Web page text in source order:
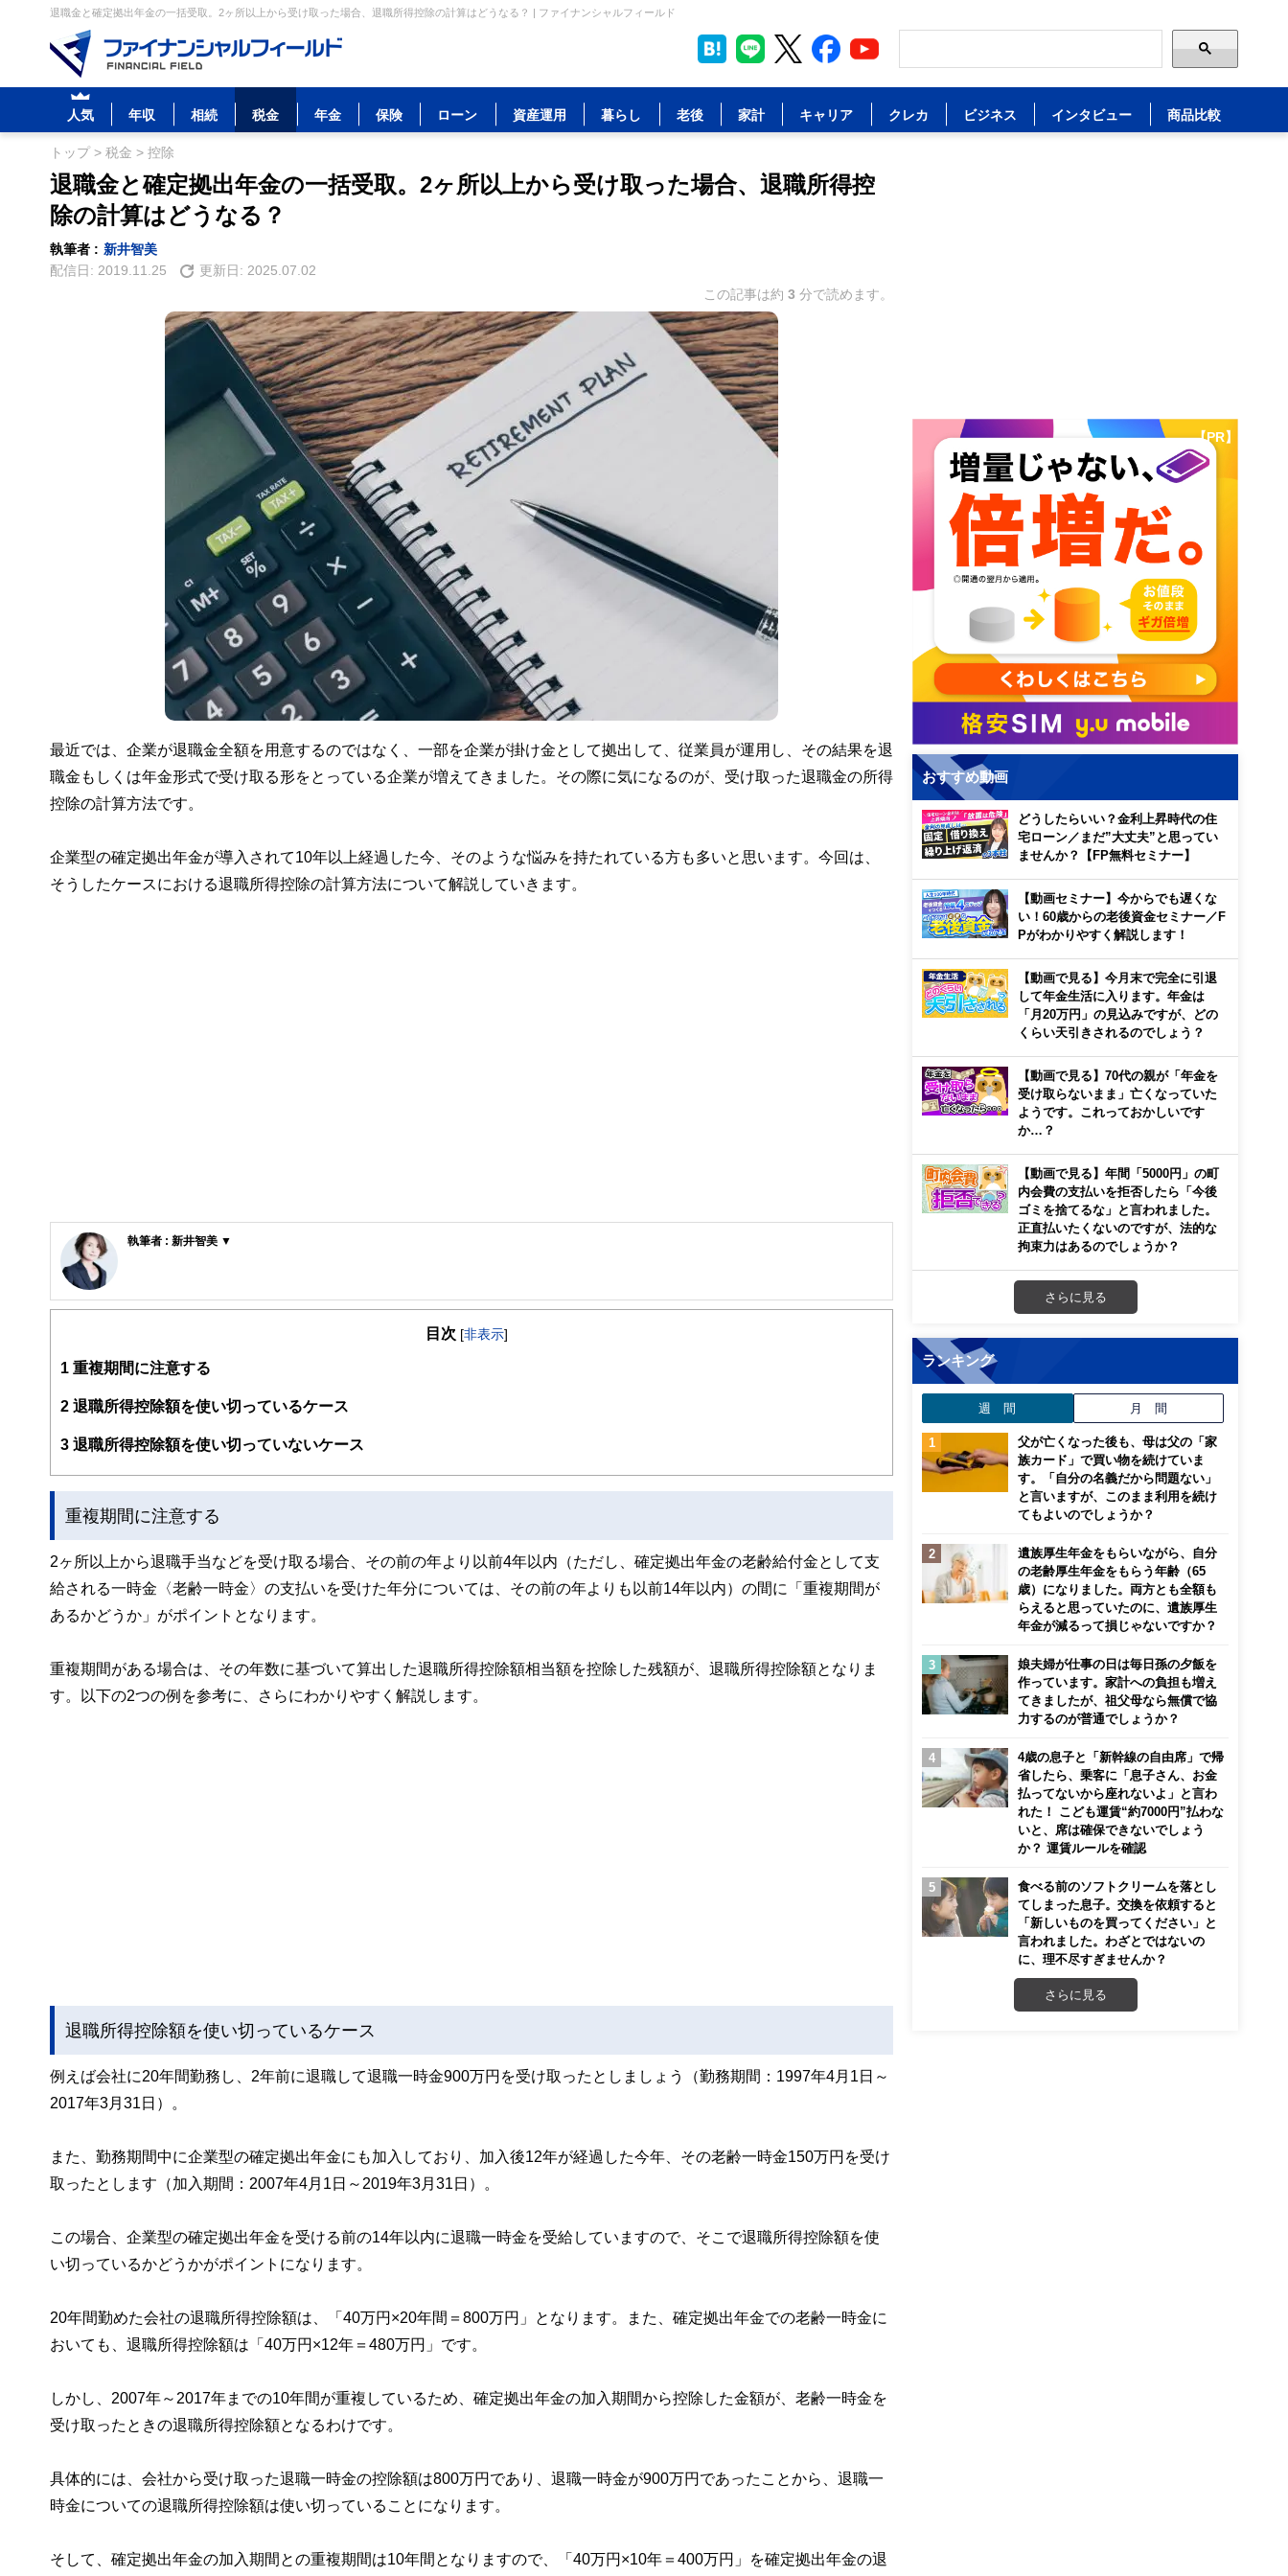
退職金と確定拠出年金の一括受取。2ヶ所以上から受け取った場合、退職所得控除の計算はどうなる？ | ファイナンシャルフィールド
人気 年収 相続 税金 年金 保険 ローン 資産運用 暮らし 老後 家計 キャリア クレカ ビジネス インタビュー 商品比較
トップ> 税金 > 控除
退職金と確定拠出年金の一括受取。2ヶ所以上から受け取った場合、退職所得控
除の計算はどうなる？
執筆者 : 新井智美
配信日: 2019.11.25 更新日: 2025.07.02
この記事は約 3 分で読めます。
最近では、企業が退職金全額を用意するのではなく、一部を企業が掛け金として拠出して、従業員が運用し、その結果を退
職金もしくは年金形式で受け取る形をとっている企業が増えてきました。その際に気になるのが、受け取った退職金の所得
控除の計算方法です。
企業型の確定拠出年金が導入されて10年以上経過した今、そのような悩みを持たれている方も多いと思います。今回は、
そうしたケースにおける退職所得控除の計算方法について解説していきます。
執筆者 : 新井智美 ▼
（保有資格）
・DC(確定拠出年金)プランナー
・住宅ローンアドバイザー
マネーコンサルタントとしての個人向け相談、NISA・iDeCoをはじめとした運用にまつわ
以上の執筆・監修をこなしており、これまでの執筆・監修実績は3,500本を超える。
目次 [非表示]
1 重複期間に注意する
2 退職所得控除額を使い切っているケース
3 退職所得控除額を使い切っていないケース
重複期間に注意する
2ヶ所以上から退職手当などを受け取る場合、その前の年より以前4年以内（ただし、確定拠出年金の老齢給付金として支
給される一時金〈老齢一時金〉の支払いを受けた年分については、その前の年よりも以前14年以内）の間に「重複期間が
あるかどうか」がポイントとなります。
重複期間がある場合は、その年数に基づいて算出した退職所得控除額相当額を控除した残額が、退職所得控除額となりま
す。以下の2つの例を参考に、さらにわかりやすく解説します。
退職所得控除額を使い切っているケース
例えば会社に20年間勤務し、2年前に退職して退職一時金900万円を受け取ったとしましょう（勤務期間：1997年4月1日～
2017年3月31日）。
また、勤務期間中に企業型の確定拠出年金にも加入しており、加入後12年が経過した今年、その老齢一時金150万円を受け
取ったとします（加入期間：2007年4月1日～2019年3月31日）。
この場合、企業型の確定拠出年金を受ける前の14年以内に退職一時金を受給していますので、そこで退職所得控除額を使
い切っているかどうかがポイントになります。
20年間勤めた会社の退職所得控除額は、「40万円×20年間＝800万円」となります。また、確定拠出年金での老齢一時金に
おいても、退職所得控除額は「40万円×12年＝480万円」です。
しかし、2007年～2017年までの10年間が重複しているため、確定拠出年金の加入期間から控除した金額が、老齢一時金を
受け取ったときの退職所得控除額となるわけです。
具体的には、会社から受け取った退職一時金の控除額は800万円であり、退職一時金が900万円であったことから、退職一
時金についての退職所得控除額は使い切っていることになります。
そして、確定拠出年金の加入期間との重複期間は10年間となりますので、「40万円×10年＝400万円」を確定拠出年金の退
【PR】
おすすめ動画
どうしたらいい？金利上昇時代の住
宅ローン／まだ”大丈夫”と思ってい
ませんか？【FP無料セミナー】
【動画セミナー】今からでも遅くな
い！60歳からの老後資金セミナー／F
Pがわかりやすく解説します！
【動画で見る】今月末で完全に引退
して年金生活に入ります。年金は
「月20万円」の見込みですが、どの
くらい天引きされるのでしょう？
【動画で見る】70代の親が「年金を
受け取らないまま」亡くなっていた
ようです。これっておかしいです
か…？
【動画で見る】年間「5000円」の町
内会費の支払いを拒否したら「今後
ゴミを捨てるな」と言われました。
正直払いたくないのですが、法的な
拘束力はあるのでしょうか？
さらに見る
ランキング
週 間 月 間
父が亡くなった後も、母は父の「家
族カード」で買い物を続けていま
す。「自分の名義だから問題ない」
と言いますが、このまま利用を続け
てもよいのでしょうか？
遺族厚生年金をもらいながら、自分
の老齢厚生年金をもらう年齢（65
歳）になりました。両方とも全額も
らえると思っていたのに、遺族厚生
年金が減るって損じゃないですか？
娘夫婦が仕事の日は毎日孫の夕飯を
作っています。家計への負担も増え
てきましたが、祖父母なら無償で協
力するのが普通でしょうか？
4歳の息子と「新幹線の自由席」で帰
省したら、乗客に「息子さん、お金
払ってないから座れないよ」と言わ
れた！ こども運賃“約7000円”払わな
いと、席は確保できないでしょう
か？ 運賃ルールを確認
食べる前のソフトクリームを落とし
てしまった息子。交換を依頼すると
「新しいものを買ってください」と
言われました。わざとではないの
に、理不尽すぎませんか？
さらに見る